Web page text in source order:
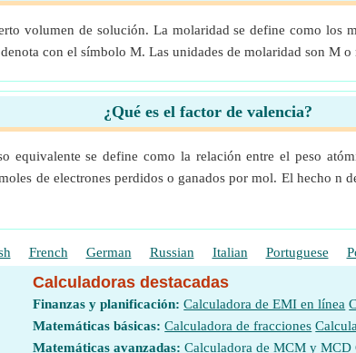
volumen de solución. La molaridad se define como
con el símbolo M. Las unidades de molaridad son M
¿Qué es el factor de valencia?
equivalente se define como la relación entre el peso
de electrones perdidos o ganados por mol. El hecho n
French German Russian Italian Portuguese
Calculadoras destacadas
Finanzas y planificación: Calculadora de EMI en línea
Matemáticas básicas: Calculadora de fracciones
Matemáticas avanzadas: Calculadora de MCM y MCD